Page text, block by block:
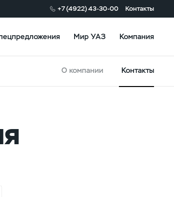
+7 (4922) 43-30-00 Контакты
Мир УАЗ Компания
О компании Контакты